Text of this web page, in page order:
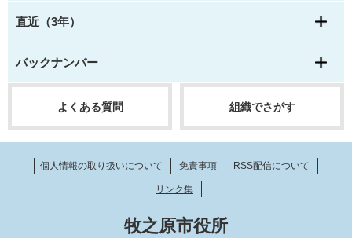
直近（3年）
バックナンバー
よくある質問 組織でさがす
個人情報の取り扱いについて 免責事項 RSS配信について
リンク集
牧之原市役所